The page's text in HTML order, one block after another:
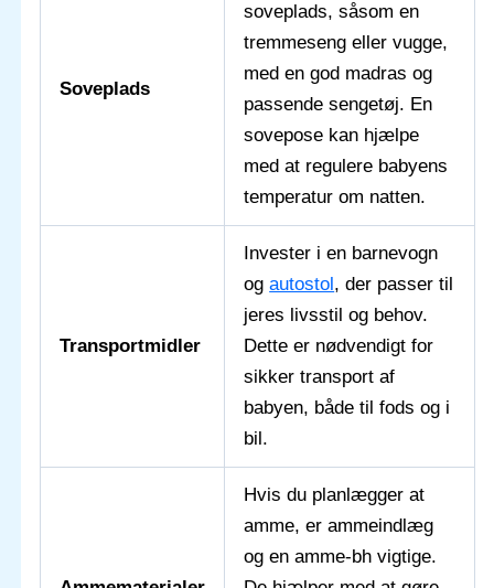
Soveplads
soveplads, såsom en
tremmeseng eller vugge,
med en god madras og
passende sengetøj. En
sovepose kan hjælpe
med at regulere babyens
temperatur om natten.
Transportmidler
Invester i en barnevogn
ogautostol, der passer til
jeres livsstil og behov.
Dette er nødvendigt for
sikker transport af
babyen, både til fods og i
bil.
Hvis du planlægger at
amme, er ammeindlæg
og en amme-bh vigtige.